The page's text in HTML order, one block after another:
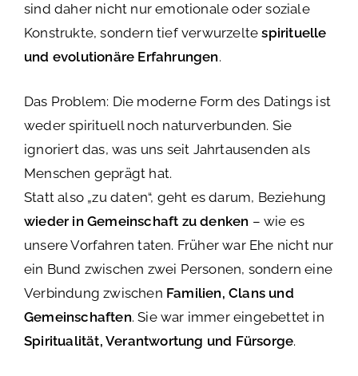
sind daher nicht nur emotionale oder soziale
Konstrukte, sondern tief verwurzeltespirituelle
und evolutionäre Erfahrungen.
Das Problem: Die moderne Form des Datings ist
weder spirituell noch naturverbunden. Sie
ignoriert das, was uns seit Jahrtausenden als
Menschen geprägt hat.
Statt also „zu daten“, geht es darum, Beziehung
wieder in Gemeinschaft zu denken – wie es
unsere Vorfahren taten. Früher war Ehe nicht nur
ein Bund zwischen zwei Personen, sondern eine
Verbindung zwischen Familien, Clans und
Gemeinschaften. Sie war immer eingebettet in
Spiritualität, Verantwortung und Fürsorge.